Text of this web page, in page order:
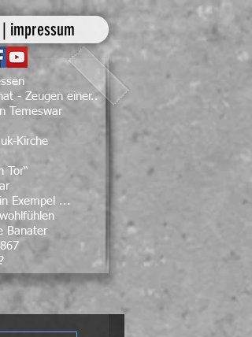
impressum
- Zeugen einer..
Temeswar
Kirche
Tor“
Exempel ...
Banater